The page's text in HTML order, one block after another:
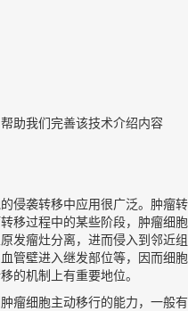
助我们完善该技术介绍内容​
侵袭转移中应用很广泛。肿瘤转
移过程中的某些阶段，肿瘤细胞
发瘤灶分离，进而侵入到邻近组
管壁进入继发部位等，因而细胞
的机制上有重要地位。
瘤细胞主动移行的能力，一般有